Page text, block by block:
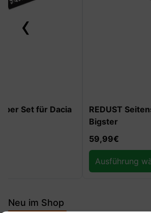
‹
REDUST Seitenscheiben-
Neu im Shop